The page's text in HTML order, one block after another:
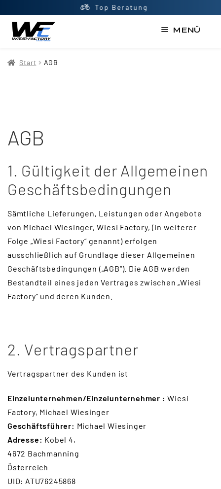
Top Beratung
MENÜ
Kontakt
Mein Konto
Newsletter
Vertrag widerrufen
Warenkorb
Widerrufsbelehrung
Wunschliste
Start AGB
AGB
1. Gültigkeit der Allgemeinen
Geschäftsbedingungen
Sämtliche Lieferungen, Leistungen oder Angebote
von Michael Wiesinger, Wiesi Factory, (in weiterer
Folge „Wiesi Factory“ genannt) erfolgen
ausschließlich auf Grundlage dieser Allgemeinen
Geschäftsbedingungen („AGB“). Die AGB werden
Bestandteil eines jeden Vertrages zwischen „Wiesi
Factory“ und deren Kunden.
2. Vertragspartner
Vertragspartner des Kunden ist
Einzelunternehmen/Einzelunternehmer : Wiesi
Factory, Michael Wiesinger
Geschäftsführer: Michael Wiesinger
Adresse: Kobel 4,
4672 Bachmanning
Österreich
UID: ATU76245868